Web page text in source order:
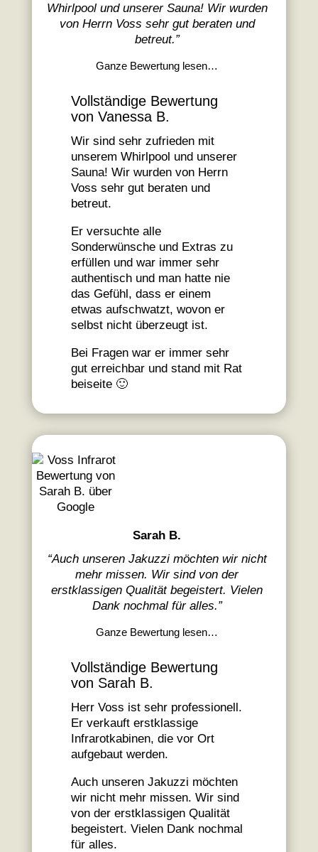
Whirlpool und unserer Sauna! Wir wurden
von Herrn Voss sehr gut beraten und
betreut.”
Ganze Bewertung lesen…
Vollständige Bewertung
von Vanessa B.
Wir sind sehr zufrieden mit
unserem Whirlpool und unserer
Sauna! Wir wurden von Herrn
Voss sehr gut beraten und
betreut.
Er versuchte alle
Sonderwünsche und Extras zu
erfüllen und war immer sehr
authentisch und man hatte nie
das Gefühl, dass er einem
etwas aufschwatzt, wovon er
selbst nicht überzeugt ist.
Bei Fragen war er immer sehr
gut erreichbar und stand mit Rat
beiseite 🙂
Sarah B.
“Auch unseren Jakuzzi möchten wir nicht
mehr missen. Wir sind von der
erstklassigen Qualität begeistert. Vielen
Dank nochmal für alles.”
Ganze Bewertung lesen…
Vollständige Bewertung
von Sarah B.
Herr Voss ist sehr professionell.
Er verkauft erstklassige
Infrarotkabinen, die vor Ort
aufgebaut werden.
Auch unseren Jakuzzi möchten
wir nicht mehr missen. Wir sind
von der erstklassigen Qualität
begeistert. Vielen Dank nochmal
für alles.